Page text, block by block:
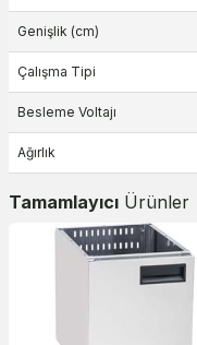
Genişlik (cm)
Çalışma Tipi
Besleme Voltajı
Ağırlık
Tamamlayıcı Ürünler